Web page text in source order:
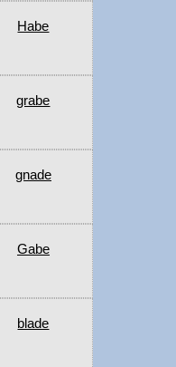
Habe
grabe
gnade
Gabe
blade